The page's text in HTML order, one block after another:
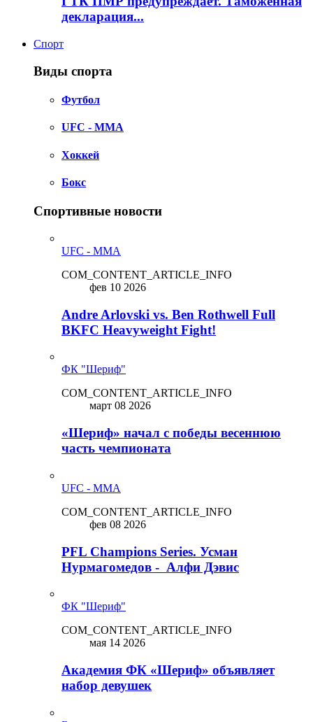
декларация...
Спорт
Виды спорта
Футбол
UFC - MMA
Хоккей
Бокс
Спортивные новости
UFC - MMA
COM_CONTENT_ARTICLE_INFO
фев 10 2026
Andre Arlovski vs. Ben Rothwell Full
BKFC Heavyweight Fight!
ФК "Шериф"
COM_CONTENT_ARTICLE_INFO
март 08 2026
«Шериф» начал с победы весеннюю
часть чемпионата
UFC - MMA
COM_CONTENT_ARTICLE_INFO
фев 08 2026
PFL Champions Series. Усман
Нурмагомедов - Алфи Дэвис
ФК "Шериф"
COM_CONTENT_ARTICLE_INFO
мая 14 2026
Академия ФК «Шериф» объявляет
набор девушек